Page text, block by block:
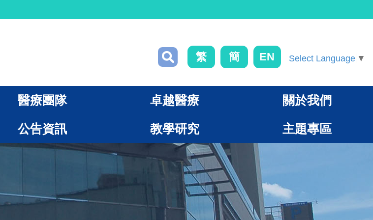
繁 簡 EN Select Language ▼
醫療團隊 卓越醫療 關於我們
公告資訊 教學研究 主題專區